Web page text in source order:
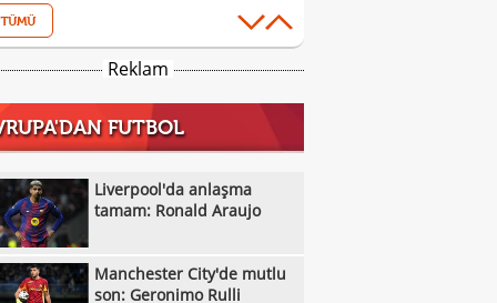
Fisnik Asllani'nin Leipzig'e transferi son
iptal oldu!
Erzurumspor, Ebosele ile anlaştı!
Fenerbahçe'ye müjdeli haber: Romelu
Manchester City'de mutlu son: Geronimo
Kıvanç Taşyaran ve Buğra Ünal, Avrupa
finale yükseldi
Altay, Tuna Üzümcü ile topbaşı yaptı
Reklam
FUTBOL
Liverpool'da anlaşma
tamam: Ronald Araujo
Manchester City'de mutlu
son: Geronimo Rulli